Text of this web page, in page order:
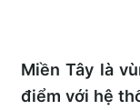
Miền Tây là
điểm với hệ